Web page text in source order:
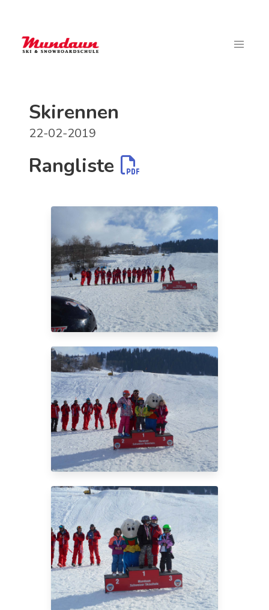
Skirennen
22-02-2019
Rangliste